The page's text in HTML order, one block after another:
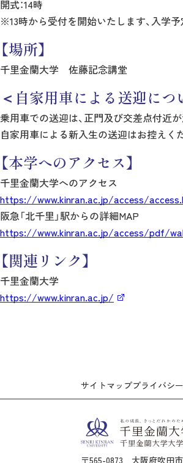
開式：14時
※13時から受付を開始いたします、入学
【場所】
千里金蘭大学 佐藤記念講堂
＜自家用車による送迎につ
乗用車での送迎は、正門及び交差点付近
自家用車による新入生の送迎はお控えく
【本学へのアクセス】
千里金蘭大学へのアクセス
https://www.kinran.ac.jp/access/
阪急「北千里」駅からの詳細MAP
https://www.kinran.ac.jp/access/pdf/
【関連リンク】
千里金蘭大学
https://www.kinran.ac.jp/
サイトマッププライバシ
〒565-0873 大阪府吹田